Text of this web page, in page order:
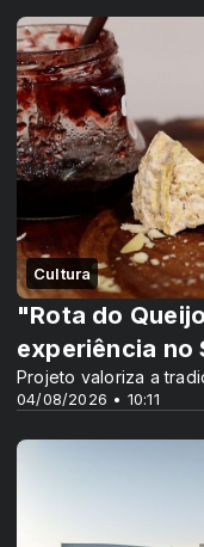
Cultura
04/08/2026 • 10:11
"Rota do
experiência no
Projeto valoriza a